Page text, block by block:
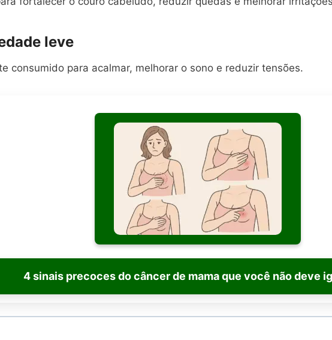
leve
consumido para acalmar, melhorar o sono e reduzir tensões.
4 sinais precoces do câncer de mama que você não deve